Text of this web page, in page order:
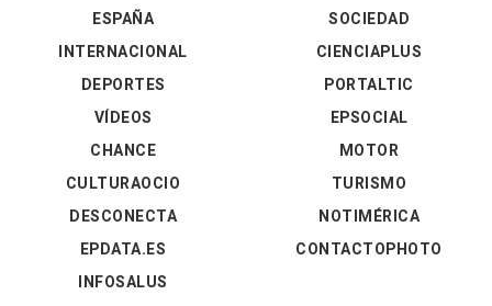
ESPAÑA
INTERNACIONAL
DEPORTES
VÍDEOS
SOCIEDAD
CIENCIAPLUS
PORTALTIC
EPSOCIAL
CHANCE
CULTURAOCIO
DESCONECTA
EPDATA.ES
INFOSALUS
MOTOR
TURISMO
NOTIMÉRICA
CONTACTOPHOTO